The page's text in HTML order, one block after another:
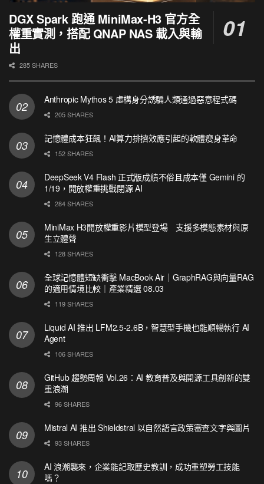
DGX Spark 跑通 MiniMax-H3 官方全
權重實測，搭配 QNAP NAS 載入與輸
出
285 SHARES
Anthropic Mythos 5 虛構身分誘騙人類通過惡意程式碼
205 SHARES
記憶體成本狂飆！AI算力排擠效應引起的軟體瘦身革命
152 SHARES
DeepSeek V4 Flash 正式版成績不俗且成本僅 Gemini 的
1/19，開放權重挑戰閉源 AI
284 SHARES
MiniMax H3開放權重影片模型登場 支援多模態素材與原
生立體聲
128 SHARES
全球記憶體短缺衝擊 MacBook Air｜GraphRAG與向量RAG
的適用情境比較｜產業精選 08.03
119 SHARES
Liquid AI 推出 LFM2.5-2.6B，智慧型手機也能順暢執行 AI
Agent
106 SHARES
GitHub 趨勢周報 Vol.26：AI 教育普及與開源工具創新的雙
重浪潮
96 SHARES
Mistral AI 推出 Shieldstral 以自然語言政策審查文字與圖片
93 SHARES
AI 浪潮襲來，企業能記取歷史教訓，成功重塑勞工技能
嗎？